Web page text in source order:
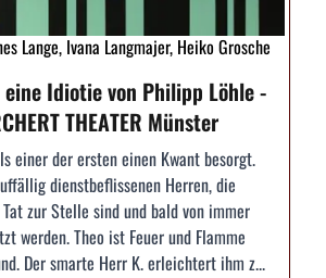
Lange, Ivana Langmajer, Heiko Grosche
eine Idiotie von Philipp Löhle -
THEATER Münster
einer der ersten einen Kwant besorgt.
dienstbeflissenen Herren, die
zur Stelle sind und bald von immer
werden. Theo ist Feuer und Flamme
Der smarte Herr K. erleichtert ihm z...